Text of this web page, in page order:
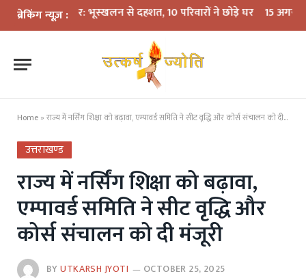
ब्रेकिंग न्यूज़ :
का कहर: भूस्खलन से दहशत, 10 परिवारों ने छोड़े घर 15 अगस्त तक LPG
Home » राज्य में नर्सिंग शिक्षा को बढ़ावा, एम्पावर्ड समिति ने सीट वृद्धि और कोर्स संचालन को दी मंजूरी
उत्तराखण्ड
राज्य में नर्सिंग शिक्षा को बढ़ावा,
एम्पावर्ड समिति ने सीट वृद्धि और
कोर्स संचालन को दी मंजूरी
BYUTKARSH JYOTI
OCTOBER 25, 2025